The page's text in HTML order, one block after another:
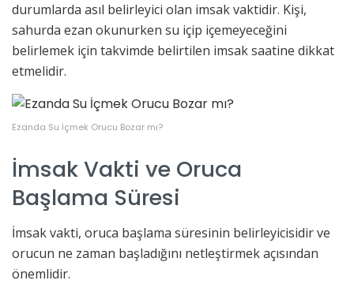
durumlarda asıl belirleyici olan imsak vaktidir. Kişi,
sahurda ezan okunurken su içip içemeyeceğini
belirlemek için takvimde belirtilen imsak saatine dikkat
etmelidir.
Ezanda Su İçmek Orucu Bozar mı?
İmsak Vakti ve Oruca
Başlama Süresi
İmsak vakti, oruca başlama süresinin belirleyicisidir ve
orucun ne zaman başladığını netleştirmek açısından
önemlidir.